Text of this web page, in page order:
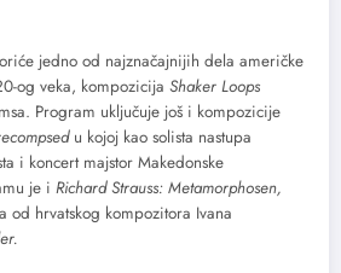
jedno od najznačajnijih dela američke
og veka, kompozicija Shaker Loops
Program uključuje još i kompozicije
u kojoj kao solista nastupa
i koncert majstor Makedonske
je i Richard Strauss: Metamorphosen,
od hrvatskog kompozitora Ivana